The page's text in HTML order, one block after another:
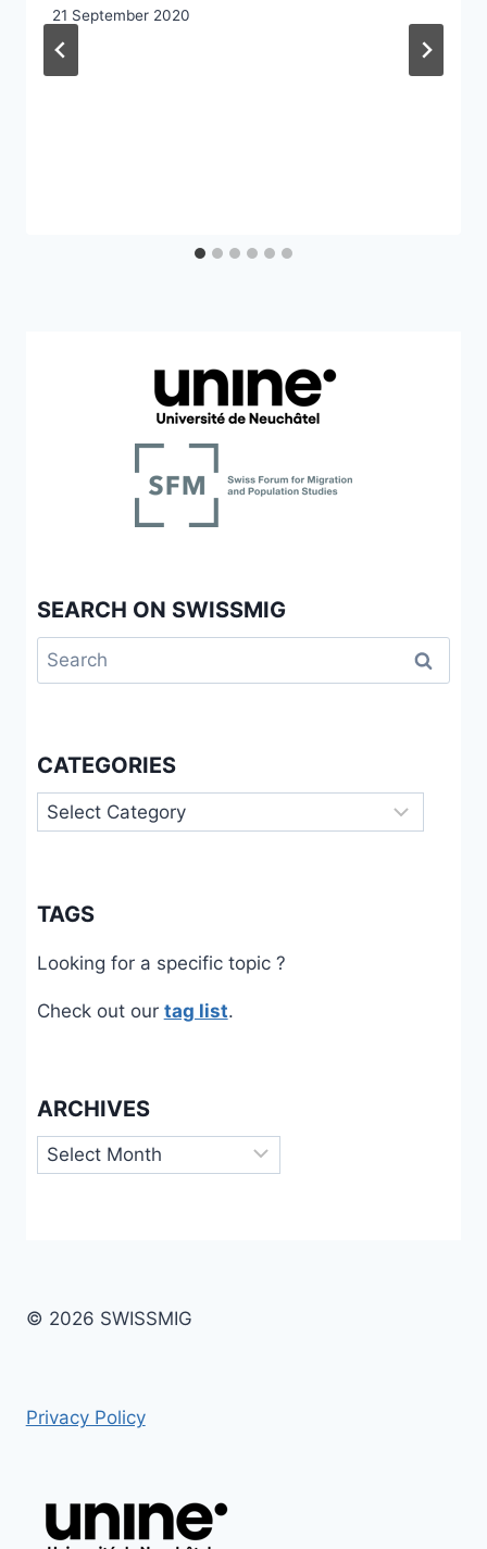
21 September 2020
SEARCH ON SWISSMIG
Search
for:
CATEGORIES
Categories
TAGS
Looking for a specific topic ?
Check out our tag list.
ARCHIVES
Archives
© 2026 SWISSMIG
Privacy Policy